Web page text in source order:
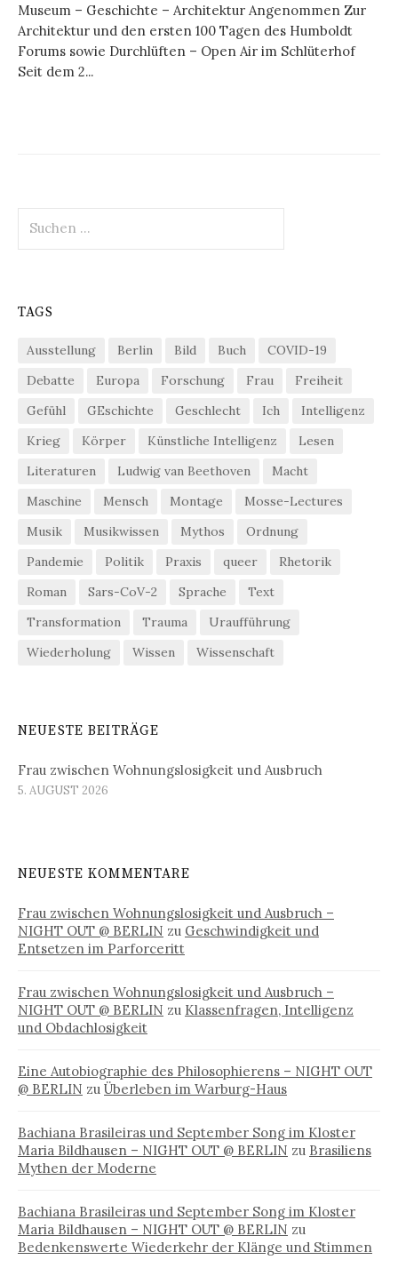
Museum – Geschichte – Architektur Angenommen Zur
Architektur und den ersten 100 Tagen des Humboldt
Forums sowie Durchlüften – Open Air im Schlüterhof
Seit dem 2...
nach:
TAGS
Ausstellung Berlin Bild Buch
COVID-19
Debatte
Europa Forschung Frau
Freiheit
Gefühl
GEschichte Geschlecht Ich
Intelligenz
Krieg
Körper Künstliche Intelligenz
Lesen
Literaturen
Ludwig van Beethoven
Macht
Maschine
Mensch Montage
Mosse-Lectures
Musik
Musikwissen Mythos
Ordnung
Pandemie
Politik Praxis queer
Rhetorik
Roman
Sars-CoV-2 Sprache
Text
Transformation
Trauma
Uraufführung
Wiederholung
Wissen Wissenschaft
NEUESTE BEITRÄGE
Frau zwischen Wohnungslosigkeit und Ausbruch
5. AUGUST 2026
NEUESTE KOMMENTARE
Frau zwischen Wohnungslosigkeit und Ausbruch –
NIGHT OUT @ BERLIN zu Geschwindigkeit und
Entsetzen im Parforceritt
Frau zwischen Wohnungslosigkeit und Ausbruch –
NIGHT OUT @ BERLIN zu Klassenfragen, Intelligenz
und Obdachlosigkeit
Eine Autobiographie des Philosophierens – NIGHT OUT
@ BERLIN zu Überleben im Warburg-Haus
Bachiana Brasileiras und September Song im Kloster
Maria Bildhausen – NIGHT OUT @ BERLIN zu Brasiliens
Mythen der Moderne
Bachiana Brasileiras und September Song im Kloster
Maria Bildhausen – NIGHT OUT @ BERLIN zu
Bedenkenswerte Wiederkehr der Klänge und Stimmen